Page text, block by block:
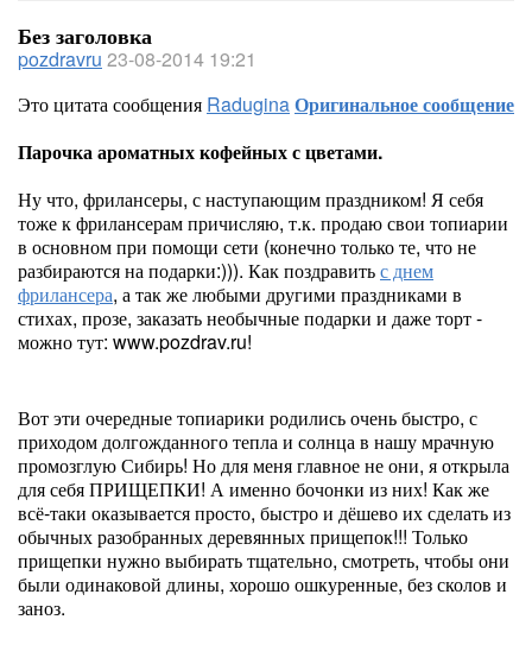
Без заголовка
pozdravru 23-08-2014 19:21
Это цитата сообщения RaduginaОригинальное сообщение
Парочка ароматных кофейных с цветами.
Ну что, фрилансеры, с наступающим праздником! Я себя
тоже к фрилансерам причисляю, т.к. продаю свои топиарии
в основном при помощи сети (конечно только те, что не
разбираются на подарки:))). Как поздравитьс днем
фрилансера, а так же любыми другими праздниками в
стихах, прозе, заказать необычные подарки и даже торт -
можно тут: www.pozdrav.ru!
Вот эти очередные топиарики родились очень быстро, с
приходом долгожданного тепла и солнца в нашу мрачную
промозглую Сибирь! Но для меня главное не они, я открыла
для себя ПРИЩЕПКИ! А именно бочонки из них! Как же
всё-таки оказывается просто, быстро и дёшево их сделать из
обычных разобранных деревянных прищепок!!! Только
прищепки нужно выбирать тщательно, смотреть, чтобы они
были одинаковой длины, хорошо ошкуренные, без сколов и
заноз.